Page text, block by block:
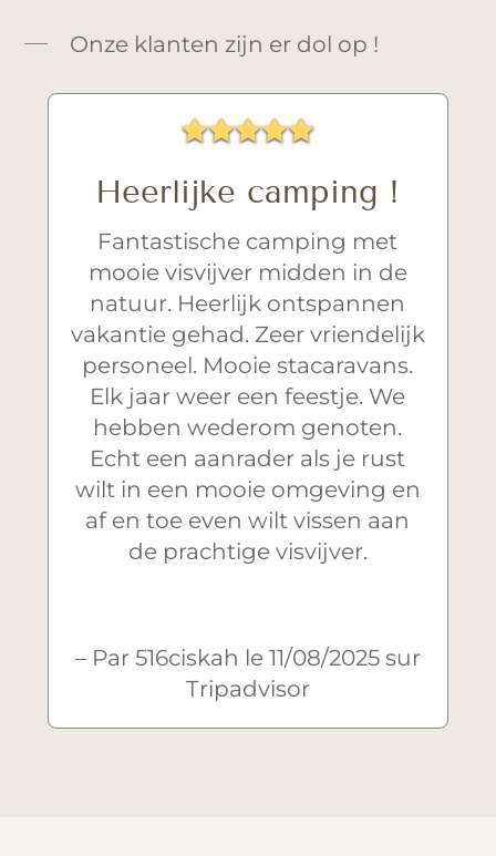
Onze klanten zijn er dol op !

Heerlijke camping !
Fantastische camping met
mooie visvijver midden in de
natuur. Heerlijk ontspannen
vakantie gehad. Zeer vriendelijk
personeel. Mooie stacaravans.
Elk jaar weer een feestje. We
hebben wederom genoten.
Echt een aanrader als je rust
wilt in een mooie omgeving en
af en toe even wilt vissen aan
de prachtige visvijver.
– Par 516ciskah le 11/08/2025 sur
Tripadvisor